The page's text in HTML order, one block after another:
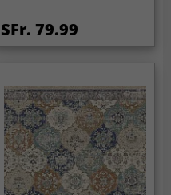
SFr. 79.99